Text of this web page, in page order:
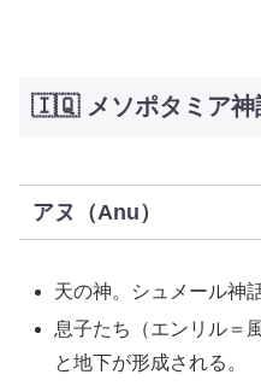
🇮🇶 メソポタミア神
アヌ（Anu）
天の神。シュメール神
息子たち（エンリル＝
と地下が形成される。